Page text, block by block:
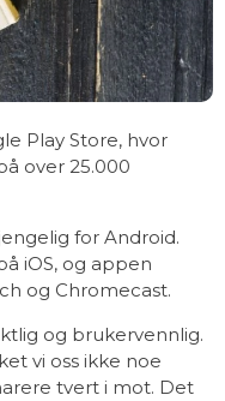
Play Store, hvor
over 25.000
for Android.
iOS, og appen
og Chromecast.
og brukervennlig.
vi oss ikke noe
tvert i mot. Det